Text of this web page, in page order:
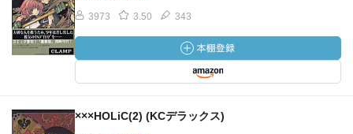
3973 3.50 343
×××HOLiC(2) (KCデラックス)